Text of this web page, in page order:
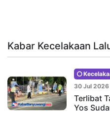
Kabar Kecelakaan
30 Jul 2026
Terlibat
Yos